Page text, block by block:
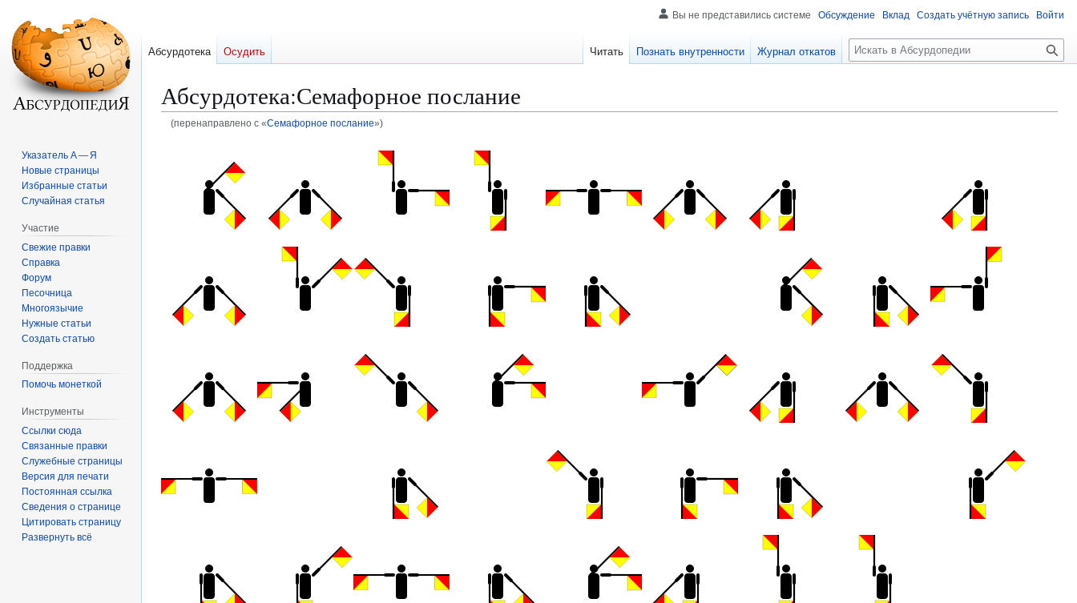
Абсурдотека:Семафорное послание
(перенаправлено с «Семафорное послание»)
навигации
Вы не представились системе Обсуждение Вклад Создать учётную запись Войти
Абсурдотека Осудить Читать Познать внутренности Журнал откатов
П
о
к
Указатель А — Я
Новые страницы
Избранные статьи
Случайная статья
Участие
Свежие правки
Справка
Форум
Песочница
Многоязычие
Нужные статьи
Создать статью
Поддержка
Помочь монеткой
Инструменты
Ссылки сюда
Связанные правки
Служебные страницы
Версия для печати
Постоянная ссылка
Сведения о странице
Цитировать страницу
Развернуть всё